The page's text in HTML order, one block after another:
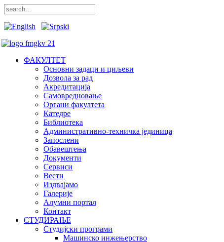
ФАКУЛТЕТ
Основни задаци и циљеви
Дозвола за рад
Акредитација
Самовредновање
Органи факултета
Катедре
Библиотека
Административно-техничка јединица
Запослени
Обавештења
Документи
Сервиси
Вести
Издвајамо
Галерије
Алумни портал
Контакт
СТУДИРАЊЕ
Студијски програми
Машинско инжењерство